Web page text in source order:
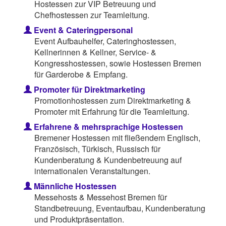
Hostessen zur VIP Betreuung und
Chefhostessen zur Teamleitung.
Event & Cateringpersonal
Event Aufbauhelfer, Cateringhostessen,
Kellnerinnen & Kellner, Service- &
Kongresshostessen, sowie Hostessen Bremen
für Garderobe & Empfang.
Promoter für Direktmarketing
Promotionhostessen zum Direktmarketing &
Promoter mit Erfahrung für die Teamleitung.
Erfahrene & mehrsprachige Hostessen
Bremener Hostessen mit fließendem Englisch,
Französisch, Türkisch, Russisch für
Kundenberatung & Kundenbetreuung auf
internationalen Veranstaltungen.
Männliche Hostessen
Messehosts & Messehost Bremen für
Standbetreuung, Eventaufbau, Kundenberatung
und Produktpräsentation.